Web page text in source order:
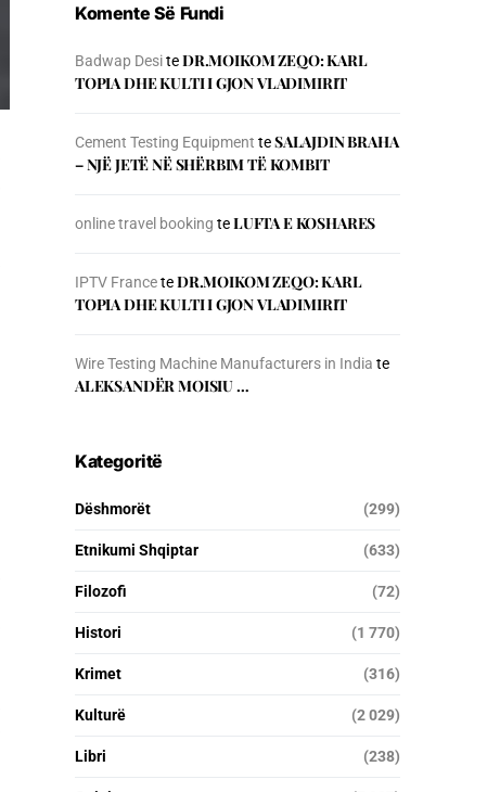
Komente Së Fundi
Badwap DesiteDR.MOIKOM ZEQO: KARL
TOPIA DHE KULTI I GJON VLADIMIRIT
Cement Testing Equipment teSALAJDIN BRAHA
– NJЁ JETЁ NЁ SHЁRBIM TЁ KOMBIT
online travel booking teLUFTA E KOSHARES
IPTV FranceteDR.MOIKOM ZEQO: KARL
TOPIA DHE KULTI I GJON VLADIMIRIT
Wire Testing Machine Manufacturers in India te
ALEKSANDËR MOISIU …
Kategoritë
Dëshmorët (299)
Etnikumi Shqiptar (633)
Filozofi (72)
Histori (1 770)
Krimet (316)
Kulturë (2 029)
Libri (238)